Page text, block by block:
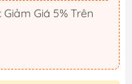
Giá 5% Trên